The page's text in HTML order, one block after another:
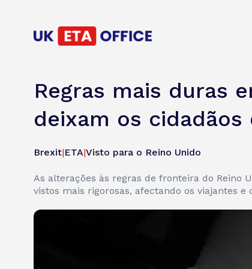
Regras mais duras
deixam os
Brexit|ETA|Visto para o Reino Unido
As alterações às regras de fronteira do Reino
vistos mais rigorosas, afectando os viajantes